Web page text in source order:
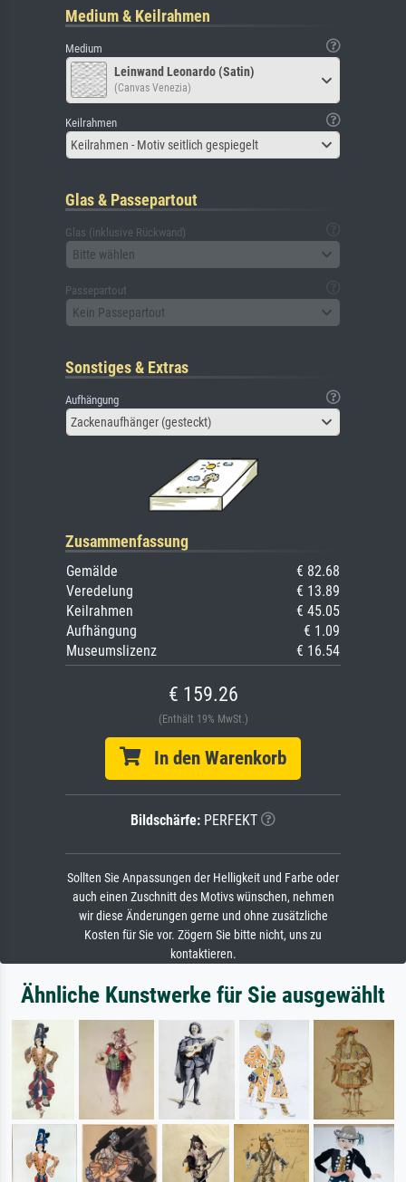
Medium & Keilrahmen
Medium
Leinwand Leonardo (Satin)
(Canvas Venezia)
Keilrahmen
Keilrahmen - Motiv seitlich gespiegelt
Glas & Passepartout
Glas (inklusive Rückwand)
Bitte wählen
Passepartout
Kein Passepartout
Sonstiges & Extras
Aufhängung
Zackenaufhänger (gesteckt)
Zusammenfassung
Gemälde
€ 82.68
Veredelung
€ 13.89
Keilrahmen
€ 45.05
Aufhängung
€ 1.09
Museumslizenz
€ 16.54
€ 159.26
(Enthält 19% MwSt.)
In den Warenkorb
Bildschärfe: PERFEKT
Sollten Sie Anpassungen der Helligkeit und Farbe oder
auch einen Zuschnitt des Motivs wünschen, nehmen
wir diese Änderungen gerne und ohne zusätzliche
Kosten für Sie vor. Zögern Sie bitte nicht, uns zu
kontaktieren.
Ähnliche Kunstwerke für Sie ausgewählt